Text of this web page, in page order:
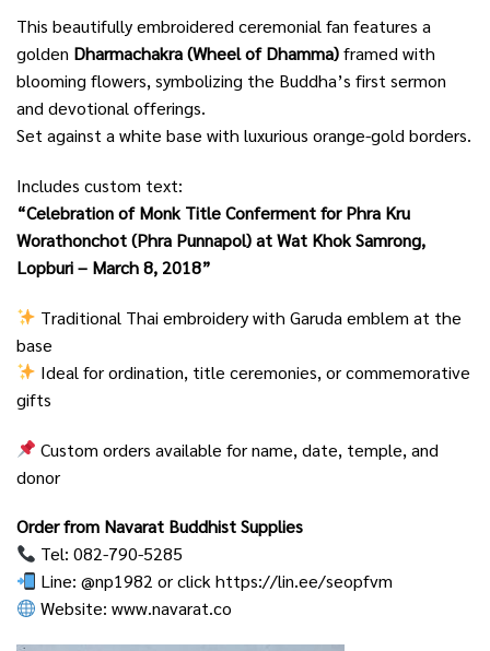
This beautifully embroidered ceremonial fan features a
golden Dharmachakra (Wheel of Dhamma)framed with
blooming flowers, symbolizing the Buddha’s first sermon
and devotional offerings.
Set against a white base with luxurious orange-gold borders.
Includes custom text:
“Celebration of Monk Title Conferment for Phra Kru
Worathonchot (Phra Punnapol) at Wat Khok Samrong,
Lopburi – March 8, 2018”
Traditional Thai embroidery with Garuda emblem at the
base
Ideal for ordination, title ceremonies, or commemorative
gifts
Custom orders available for name, date, temple, and
donor
Order from Navarat Buddhist Supplies
Tel: 082-790-5285
Line: @np1982 or clickhttps://lin.ee/seopfvm
Website:www.navarat.co